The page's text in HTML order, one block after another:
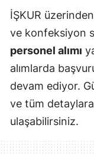
İŞKUR
ve konfeksiyon
personel alımı
alımlarda
devam ediyor.
ve tüm detaylara
ulaşabilirsiniz.